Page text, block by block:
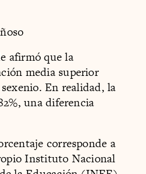
afirmó que la
media superior
En realidad, la
una diferencia
corresponde a
Instituto Nacional